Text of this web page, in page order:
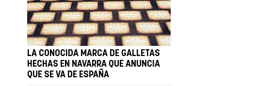
LA CONOCIDA MARCA DE GALLETAS
HECHAS EN NAVARRA QUE ANUNCIA
QUE SE VA DE ESPAÑA